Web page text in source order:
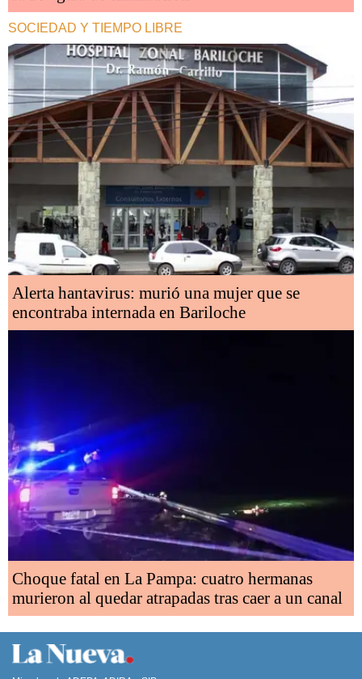
SOCIEDAD Y TIEMPO LIBRE
Alerta hantavirus: murió una mujer que se
encontraba internada en Bariloche
Choque fatal en La Pampa: cuatro hermanas
murieron al quedar atrapadas tras caer a un canal